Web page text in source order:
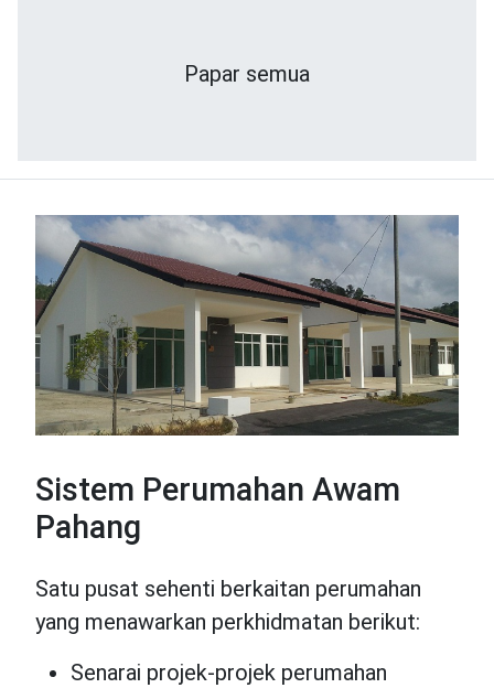
Papar semua
Sistem Perumahan Awam
Pahang
Satu pusat sehenti berkaitan perumahan
yang menawarkan perkhidmatan berikut:
Senarai projek-projek perumahan